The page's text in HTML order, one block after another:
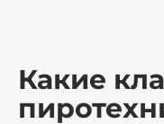
Какие